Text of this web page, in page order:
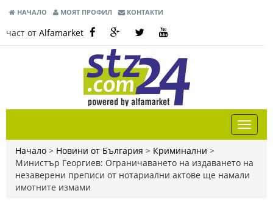
НАЧАЛО МОЯТ ПРОФИЛ КОНТАКТИ
част от Alfamarket
Начало > Новини от България > Криминални >
Министър Георгиев: Ограничаването на издаването на
незаверени преписи от нотариални актове ще намали
имотните измами